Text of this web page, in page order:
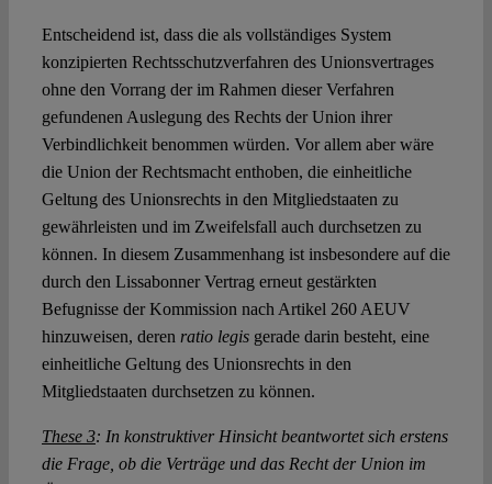
Entscheidend ist, dass die als vollständiges System
konzipierten Rechtsschutzverfahren des Unionsvertrages
ohne den Vorrang der im Rahmen dieser Verfahren
gefundenen Auslegung des Rechts der Union ihrer
Verbindlichkeit benommen würden. Vor allem aber wäre
die Union der Rechtsmacht enthoben, die einheitliche
Geltung des Unionsrechts in den Mitgliedstaaten zu
gewährleisten und im Zweifelsfall auch durchsetzen zu
können. In diesem Zusammenhang ist insbesondere auf die
durch den Lissabonner Vertrag erneut gestärkten
Befugnisse der Kommission nach Artikel 260 AEUV
hinzuweisen, deren ratio legisgerade darin besteht, eine
einheitliche Geltung des Unionsrechts in den
Mitgliedstaaten durchsetzen zu können.
These 3: In konstruktiver Hinsicht beantwortet sich erstens
die Frage, ob die Verträge und das Recht der Union im